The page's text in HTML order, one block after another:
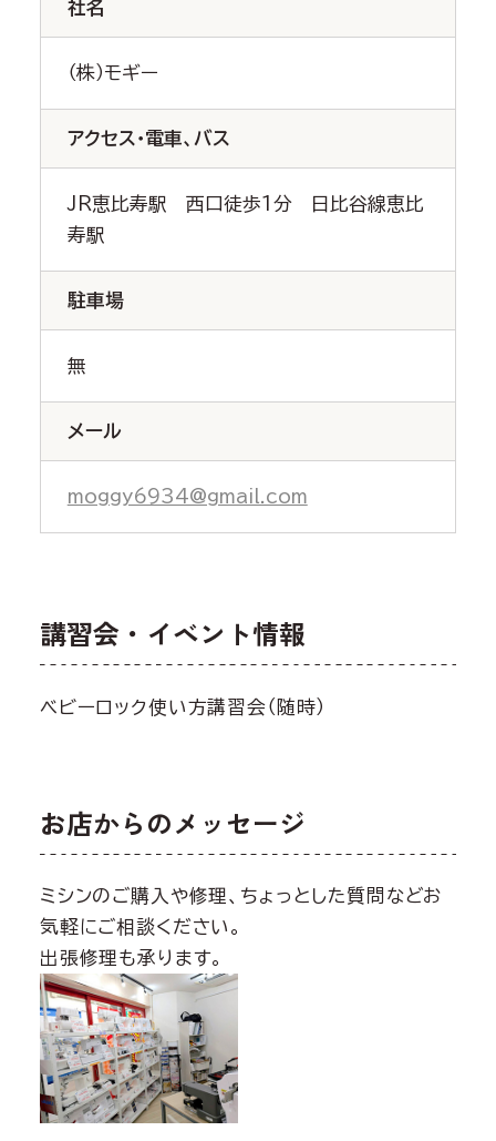
社名
（株）モギー
アクセス・電車、バス
JR恵比寿駅 西口徒歩1分 日比谷線恵比
寿駅
駐車場
無
メール
moggy6934@gmail.com
講習会・イベント情報
ベビーロック使い方講習会（随時）
お店からのメッセージ
ミシンのご購入や修理、ちょっとした質問などお
気軽にご相談ください。
出張修理も承ります。